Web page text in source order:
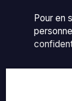
Pour en